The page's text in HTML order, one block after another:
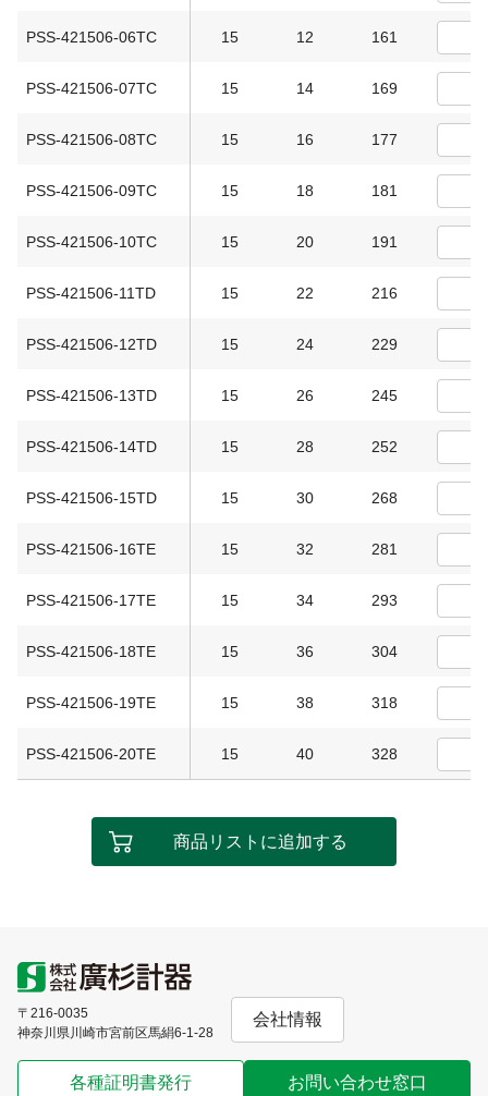
PSS-421506-06TC 15 12 161
PSS-421506-07TC 15 14 169
PSS-421506-08TC 15 16 177
PSS-421506-09TC 15 18 181
PSS-421506-10TC 15 20 191
PSS-421506-11TD 15 22 216
PSS-421506-12TD 15 24 229
PSS-421506-13TD 15 26 245
PSS-421506-14TD 15 28 252
PSS-421506-15TD 15 30 268
PSS-421506-16TE 15 32 281
PSS-421506-17TE 15 34 293
PSS-421506-18TE 15 36 304
PSS-421506-19TE 15 38 318
PSS-421506-20TE 15 40 328
商品リストに追加する
〒216-0035
神奈川県川崎市宮前区馬絹6-1-28
会社情報
各種証明書発行 お問い合わせ窓口